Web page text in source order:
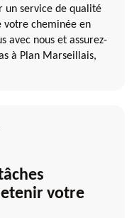
un service de qualité
votre cheminée en
avec nous et assurez-
à Plan Marseillais,
votre